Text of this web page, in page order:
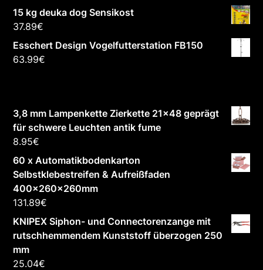
15 kg deuka dog Sensikost
37.89€
Esschert Design Vogelfutterstation FB150
63.99€
3,8 mm Lampenkette Zierkette 21x48 geprägt
für schwere Leuchten antik fume
8.95€
60 x Automatikbodenkarton
Selbstklebestreifen & Aufreißfaden
400x260x260mm
131.89€
KNIPEX Siphon- und Connectorenzange mit
rutschhemmendem Kunststoff überzogen 250
mm
25.04€